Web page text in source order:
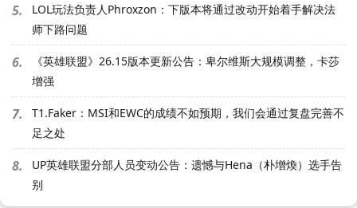
5.
LOL玩法负责人Phroxzon：下版本将通过改动开始着手解决法
师下路问题
6.
《英雄联盟》26.15版本更新公告：卑尔维斯大规模调整，卡莎
增强
7.
T1.Faker：MSI和EWC的成绩不如预期，我们会通过复盘完善不
足之处
8.
UP英雄联盟分部人员变动公告：遗憾与Hena（朴增煥）选手告
别